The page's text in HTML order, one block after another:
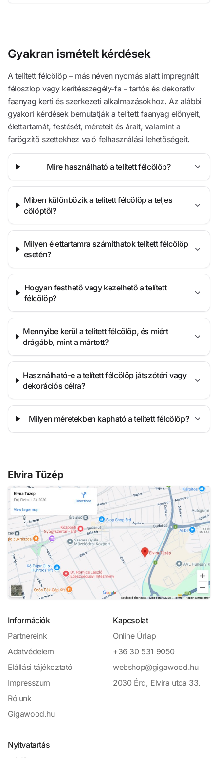
Gyakran ismételt kérdések
A telített félcölöp – más néven nyomás alatt impregnált
féloszlop vagy kerítésszegély-fa – tartós és dekoratív
faanyag kerti és szerkezeti alkalmazásokhoz. Az alábbi
gyakori kérdések bemutatják a telített faanyag előnyeit,
élettartamát, festését, méreteit és árait, valamint a
farögzítő szettekhez való felhasználási lehetőségeit.
Mire használható a telített félcölöp?
Miben különbözik a telített félcölöp a teljes
cölöptől?
Milyen élettartamra számíthatok telített félcölöp
esetén?
Hogyan festhető vagy kezelhető a telített
félcölöp?
Mennyibe kerül a telített félcölöp, és miért
drágább, mint a mártott?
Használható-e a telített félcölöp játszótéri vagy
dekorációs célra?
Milyen méretekben kapható a telített félcölöp?
Elvira Tüzép
Információk
Partnereink
Adatvédelem
Elállási tájékoztató
Impresszum
Rólunk
Gigawood.hu
Kapcsolat
Online Űrlap
+36 30 531 9050
webshop@gigawood.hu
2030 Érd, Elvira utca 33.
Nyitvatartás